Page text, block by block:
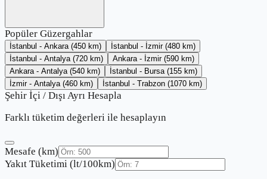
Popüler Güzergahlar
İstanbul - Ankara (450 km) İstanbul - İzmir (480 km)
İstanbul - Antalya (720 km) Ankara - İzmir (590 km)
Ankara - Antalya (540 km) İstanbul - Bursa (155 km)
İzmir - Antalya (460 km) İstanbul - Trabzon (1070 km)
Şehir İçi / Dışı Ayrı Hesapla
Farklı tüketim değerleri ile hesaplayın
Mesafe (km)
Yakıt Tüketimi (lt/100km)